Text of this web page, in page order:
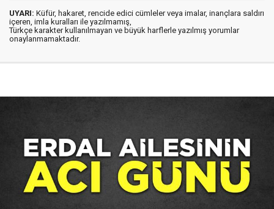
UYARI: Küfür, hakaret, rencide edici cümleler veya imalar, inançlara saldırı
içeren, imla kuralları ile yazılmamış,
Türkçe karakter kullanılmayan ve büyük harflerle yazılmış yorumlar
onaylanmamaktadır.